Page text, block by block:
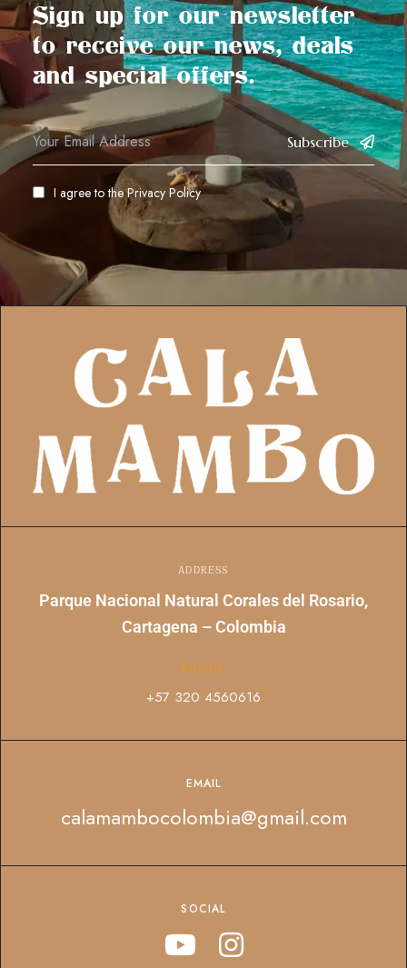
Sign up for our newsletter
to receive our news, deals
and special offers.
Subscribe
I agree to thePrivacy Policy
ADDRESS
Parque Nacional Natural Corales del Rosario,
Cartagena – Colombia
PHONE
+57 320 4560616
EMAIL
calamambocolombia@gmail.com
SOCIAL